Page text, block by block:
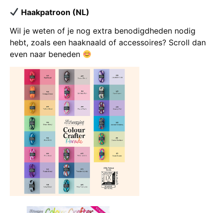
Haakpatroon (NL)
Wil je weten of je nog extra benodigdheden nodig
hebt, zoals een haaknaald of accessoires? Scroll dan
even naar beneden